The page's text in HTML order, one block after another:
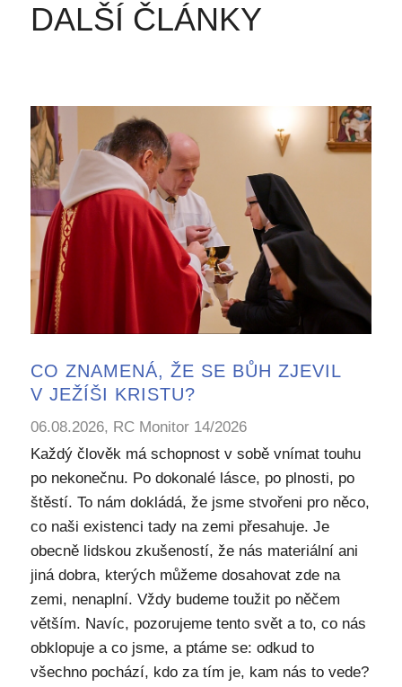
DALŠÍ ČLÁNKY
CO ZNAMENÁ, ŽE SE BŮH ZJEVIL
V JEŽÍŠI KRISTU?
06.08.2026, RC Monitor 14/2026
Každý člověk má schopnost v sobě vnímat touhu
po nekonečnu. Po dokonalé lásce, po plnosti, po
štěstí. To nám dokládá, že jsme stvořeni pro něco,
co naši existenci tady na zemi přesahuje. Je
obecně lidskou zkušeností, že nás materiální ani
jiná dobra, kterých můžeme dosahovat zde na
zemi, nenaplní. Vždy budeme toužit po něčem
větším. Navíc, pozorujeme tento svět a to, co nás
obklopuje a co jsme, a ptáme se: odkud to
všechno pochází, kdo za tím je, kam nás to vede?